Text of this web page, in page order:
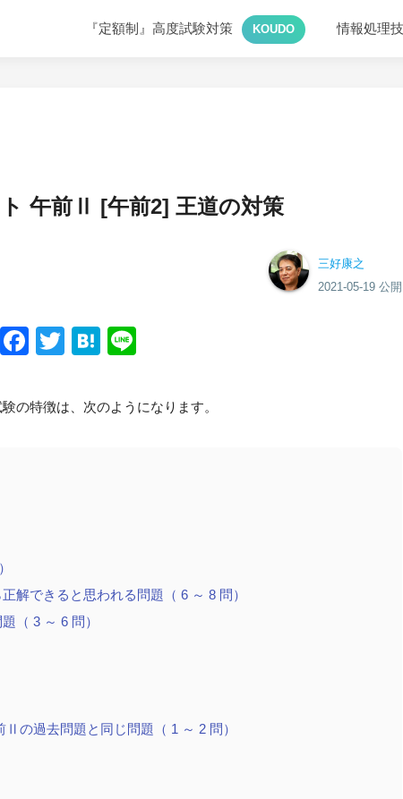
『定額制』高度試験対策 KOUDO 情報処理
午前Ⅱ [午前2] 王道の対策
三好康之
2021-05-19 公開
Facebook
TwitterHatena
の特徴は、次のようになります。
解できると思われる問題（ 6 ～ 8 問）
（ 3 ～ 6 問）
の過去問題と同じ問題（ 1 ～ 2 問）